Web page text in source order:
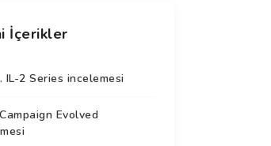
İçerikler
IL-2 Series incelemesi
Evolved